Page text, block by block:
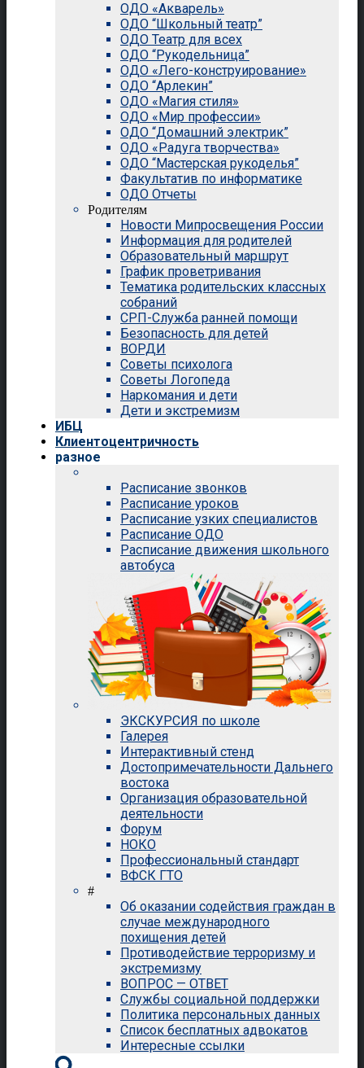
ОДО «Акварель»
ОДО “Школьный театр”
ОДО Театр для всех
ОДО “Рукодельница”
ОДО «Лего-конструирование»
ОДО “Арлекин”
ОДО «Магия стиля»
ОДО «Мир профессии»
ОДО “Домашний электрик”
ОДО «Радуга творчества»
ОДО “Мастерская рукоделья”
Факультатив по информатике
ОДО Отчеты
Родителям
Новости Мипросвещения России
Информация для родителей
Образовательный маршрут
График проветривания
Тематика родительских классных
собраний
СРП-Служба ранней помощи
Безопасность для детей
ВОРДИ
Советы психолога
Советы Логопеда
Наркомания и дети
Дети и экстремизм
ИБЦ
Клиентоцентричность
разное
Расписание звонков
Расписание уроков
Расписание узких специалистов
Расписание ОДО
Расписание движения школьного
автобуса
ЭКСКУРСИЯ по школе
Галерея
Интерактивный стенд
Достопримечательности Дальнего
востока
Организация образовательной
деятельности
Форум
НОКО
Профессиональный стандарт
ВФСК ГТО
#
Об оказании содействия граждан в
случае международного
похищения детей
Противодействие терроризму и
экстремизму
ВОПРОС — ОТВЕТ
Службы социальной поддержки
Политика персональных данных
Список бесплатных адвокатов
Интересные ссылки